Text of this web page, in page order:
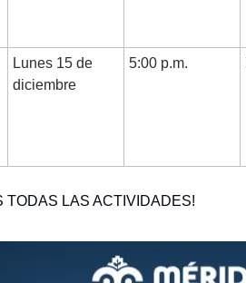
Lunes 15 de
diciembre
5:00 p.m.
TODAS LAS ACTIVIDADES!